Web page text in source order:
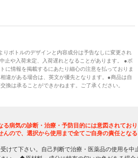
ボトルのデザインと内容成分は予告なしに変更され
止や入荷未定、入荷遅れとなることがあります。 ●ボ
に情報を掲載するにあたり細心の注意を払っておりま
違がある場合は、英文が優先となります。●商品は自
換は承ることができかねます。ご了承ください。
病気の診断・治療・予防目的には意図されており
ので、選択から使用まで全てご自身の責任となる
て下さい。自己判断で治療・医薬品の使用を